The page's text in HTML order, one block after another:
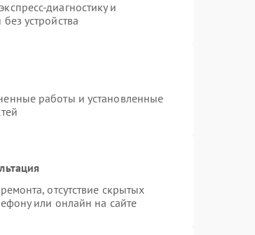
диагностику и
устройства
работы и установленные
отсутствие скрытых
или онлайн на сайте